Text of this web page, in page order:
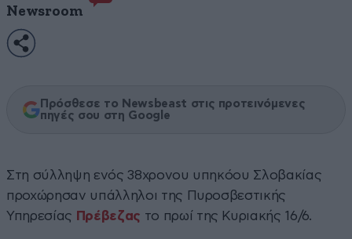
Newsroom
Πρόσθεσε το Newsbeast στις προτεινόμενες
πηγές σου στη Google
Στη σύλληψη ενός 38χρονου υπηκόου Σλοβακίας
προχώρησαν υπάλληλοι της Πυροσβεστικής
Υπηρεσίας Πρέβεζας το πρωί της Κυριακής 16/6.